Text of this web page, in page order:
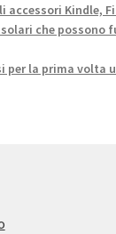
accessori Kindle,
che possono
per la prima volta